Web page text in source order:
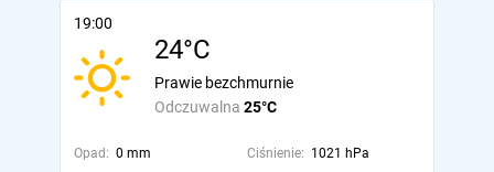
19:00
24°C
Odczuwalna 25°C
Prawie bezchmurnie
Opad: 0 mm Ciśnienie: 1021 hPa